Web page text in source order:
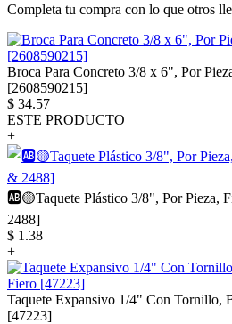
Completa tu compra con lo que otros
Broca Para Concreto 3/8 x 6", Por
[2608590215]
$ 34.57
ESTE PRODUCTO
+
🆎🟡Taquete Plástico 3/8", Por Pieza,
2488]
$ 1.38
+
Taquete Expansivo 1/4" Con Tornillo,
[47223]